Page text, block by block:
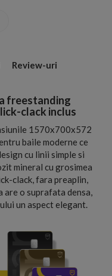
Review-uri
freestanding
clack inclus
1570x700x572
baile moderne ce
cu linii simple si
mineral cu grosimea
clack, fara preaplin,
are o suprafata densa,
un aspect elegant.